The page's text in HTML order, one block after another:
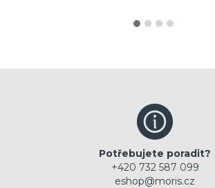
Potřebujete poradit?
+420 732 587 099
eshop@moris.cz